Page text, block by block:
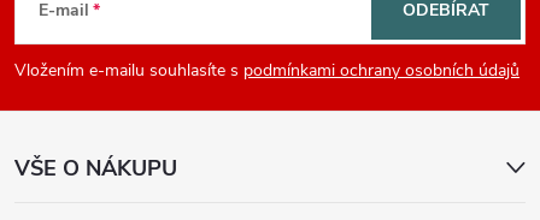
p
E-mail
Vložením e-mailu souhlasíte s podmínkami ochrany osobních údajů
ODEBÍRAT
VŠE O NÁKUPU